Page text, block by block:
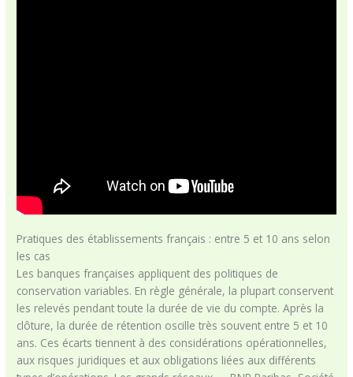
Pratiques des établissements français : entre 5 et 10 ans selon
les cas
Les banques françaises appliquent des politiques de
conservation variables. En règle générale, la plupart conservent
les relevés pendant toute la durée de vie du compte. Après la
clôture, la durée de rétention oscille très souvent entre 5 et 10
ans. Ces écarts tiennent à des considérations opérationnelles,
aux risques juridiques et aux obligations liées aux différents